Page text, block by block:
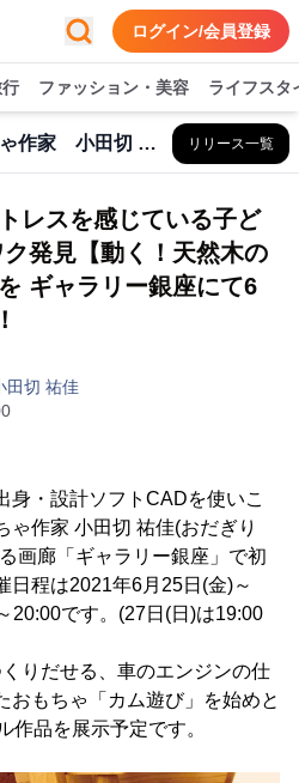
ログイン/会員登録
ファッション・美容 ライフスタ
SmiPle 木のおもちゃ作家 小田切 祐佳 リリース一覧
レスを感じている子ど
発見【動く！天然木の
ギャラリー銀座にて6
切 祐佳
身・設計ソフトCADを使いこ
ゃ作家 小田切 祐佳(おだぎり
画廊「ギャラリー銀座」で初
日程は2021年6月25日(金)～
20:00です。(27日(日)は19:00
りだせる、車のエンジンの仕
おもちゃ「カム遊び」を始めと
作品を展示予定です。